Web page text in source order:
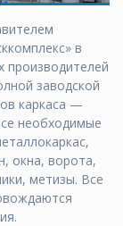
в
производителей
заводской
каркаса —
необходимые
окна, ворота,
метизы. Все